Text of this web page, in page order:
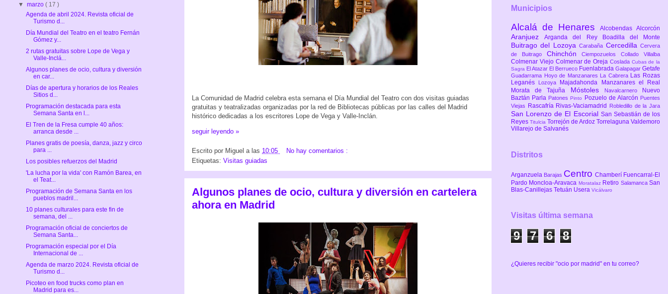
La Comunidad de Madrid celebra esta semana el Día Mundial del Teatro con dos visitas guiadas
gratuitas y teatralizadas organizadas por la red de Bibliotecas públicas por las calles del Madrid
histórico dedicadas a los escritores Lope de Vega y Valle-Inclán.
seguir leyendo »
Escrito por Miguel a las 10:05
No hay comentarios :
Etiquetas: Visitas guiadas
Algunos planes de ocio, cultura y diversión en cartelera
ahora en Madrid
▼marzo( 17 )
Agenda de abril 2024. Revista oficial de
Turismo d...
Día Mundial del Teatro en el teatro Fernán
Gómez y...
2 rutas gratuitas sobre Lope de Vega y
Valle-Inclá...
Algunos planes de ocio, cultura y diversión
en car...
Días de apertura y horarios de los Reales
Sitios d...
Programación destacada para esta
Semana Santa en l...
El Tren de la Fresa cumple 40 años:
arranca desde ...
Planes gratis de poesía, danza, jazz y circo
para ...
Los posibles refuerzos del Madrid
'La lucha por la vida' con Ramón Barea, en
el Teat...
Programación de Semana Santa en los
pueblos madril...
10 planes culturales para este fin de
semana, del ...
Programación oficial de conciertos de
Semana Santa...
Programación especial por el Día
Internacional de ...
Agenda de marzo 2024. Revista oficial de
Turismo d...
Picoteo en food trucks como plan en
Madrid para es...
Municipios
Alcalá de Henares Alcobendas Alcorcón
AranjuezArganda del Rey Boadilla del Monte
Buitrago del LozoyaCarabaña CercedillaCervera
de Buitrago ChinchónCiempozuelosCollado Villalba
Colmenar Viejo Colmenar de Oreja Coslada Cubas de la
Sagra El Atazar El Berrueco Fuenlabrada Galapagar Getafe
Guadarrama Hoyo de Manzanares La Cabrera Las Rozas
Leganés
Lozoya Majadahonda
Manzanares el Real
Morata de Tajuña Móstoles Navalcarnero
Nuevo
Baztán Parla PatonesPinto Pozuelo de Alarcón Puentes
Viejas
Rascafría Rivas-Vaciamadrid Robledillo de la Jara
San Lorenzo de El Escorial San Sebastián de los
Reyes Titulcia Torrejón de Ardoz Torrelaguna Valdemoro
Villarejo de Salvanés
Distritos
Arganzuela Barajas Centro Chamberí Fuencarral-El
Pardo Moncloa-Aravaca Moratalaz Retiro SalamancaSan
Blas-Canillejas Tetuán Usera Vicálvaro
Visitas última semana
9 7 6 8
¿Quieres recibir "ocio por madrid" en tu correo?